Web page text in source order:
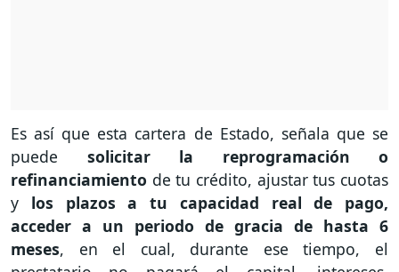
Es así que esta cartera de Estado, señala que se
puede solicitar la reprogramación o
refinanciamiento de tu crédito, ajustar tus cuotas
y los plazos a tu capacidad real de pago,
acceder a un periodo de gracia de hasta 6
meses, en el cual, durante ese tiempo, el